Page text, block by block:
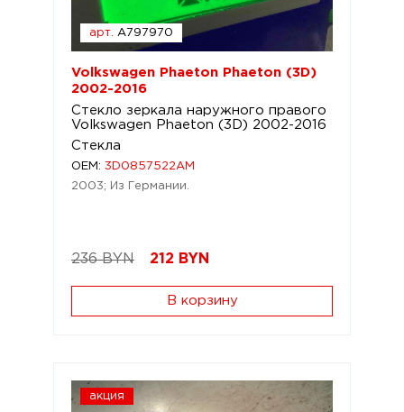
арт. A797970
Volkswagen Phaeton Phaeton (3D)
2002-2016
Стекло зеркала наружного правого
Volkswagen Phaeton (3D) 2002-2016
Стекла
OEM: 3D0857522AM
2003; Из Германии.
236 BYN 212 BYN
В корзину
акция